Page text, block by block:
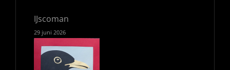
IJscoman
29 juni 2026